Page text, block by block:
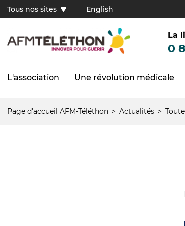
contenu
Tous
sites
(FR)
Tous nos sites English
La
0
Navigation
L'association Une révolution médicale
Fil
Page d'accueil AFM-Téléthon Actualités